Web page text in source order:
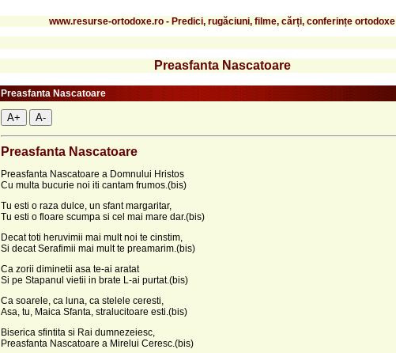
www.resurse-ortodoxe.ro - Predici, rugăciuni, filme, cărți, conferințe ortodoxe
Preasfanta Nascatoare
Preasfanta Nascatoare
A+ A-
Preasfanta Nascatoare
Preasfanta Nascatoare a Domnului Hristos
Cu multa bucurie noi iti cantam frumos.(bis)
Tu esti o raza dulce, un sfant margaritar,
Tu esti o floare scumpa si cel mai mare dar.(bis)
Decat toti heruvimii mai mult noi te cinstim,
Si decat Serafimii mai mult te preamarim.(bis)
Ca zorii diminetii asa te-ai aratat
Si pe Stapanul vietii in brate L-ai purtat.(bis)
Ca soarele, ca luna, ca stelele ceresti,
Asa, tu, Maica Sfanta, stralucitoare esti.(bis)
Biserica sfintita si Rai dumnezeiesc,
Preasfanta Nascatoare a Mirelui Ceresc.(bis)